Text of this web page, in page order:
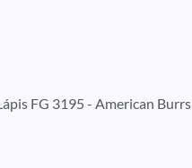
FG 3195 - American Burrs